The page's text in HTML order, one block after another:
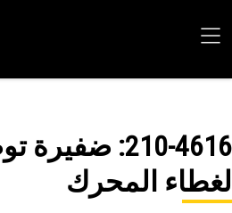
210-: ضفيرة
المحرك